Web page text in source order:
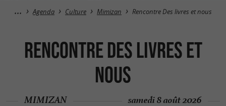
Agenda Culture Mimizan Rencontre Des livres et nous
Rencontre Des livres et
nous
MIMIZAN samedi 8 août 2026